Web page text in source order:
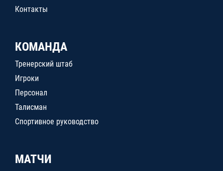
Контакты
КОМАНДА
Тренерский штаб
Игроки
Персонал
Талисман
Спортивное руководство
МАТЧИ